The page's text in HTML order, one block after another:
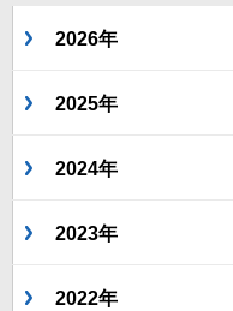
2026年
2025年
2024年
2023年
2022年